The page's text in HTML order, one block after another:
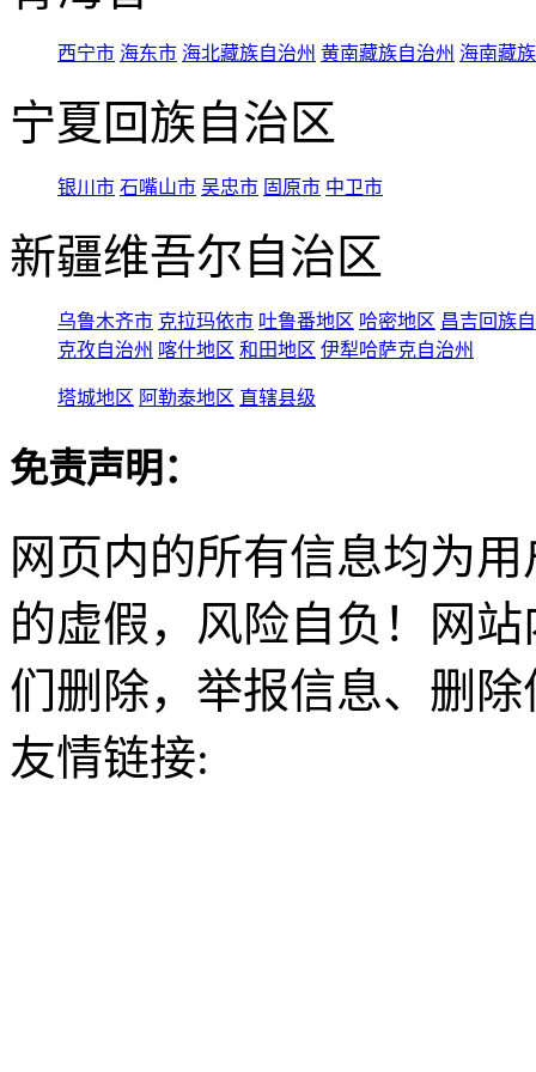
西宁市 海东市 海北藏族自治州 黄南藏族自治州 海南藏
宁夏回族自治区
银川市 石嘴山市 吴忠市 固原市 中卫市
新疆维吾尔自治区
乌鲁木齐市 克拉玛依市 吐鲁番地区 哈密地区 昌吉回族
克孜自治州 喀什地区 和田地区 伊犁哈萨克自治州
塔城地区 阿勒泰地区 直辖县级
免责声明：
网页内的所有信息均为
的虚假，风险自负！网
们删除，举报信息、删
友情链接: